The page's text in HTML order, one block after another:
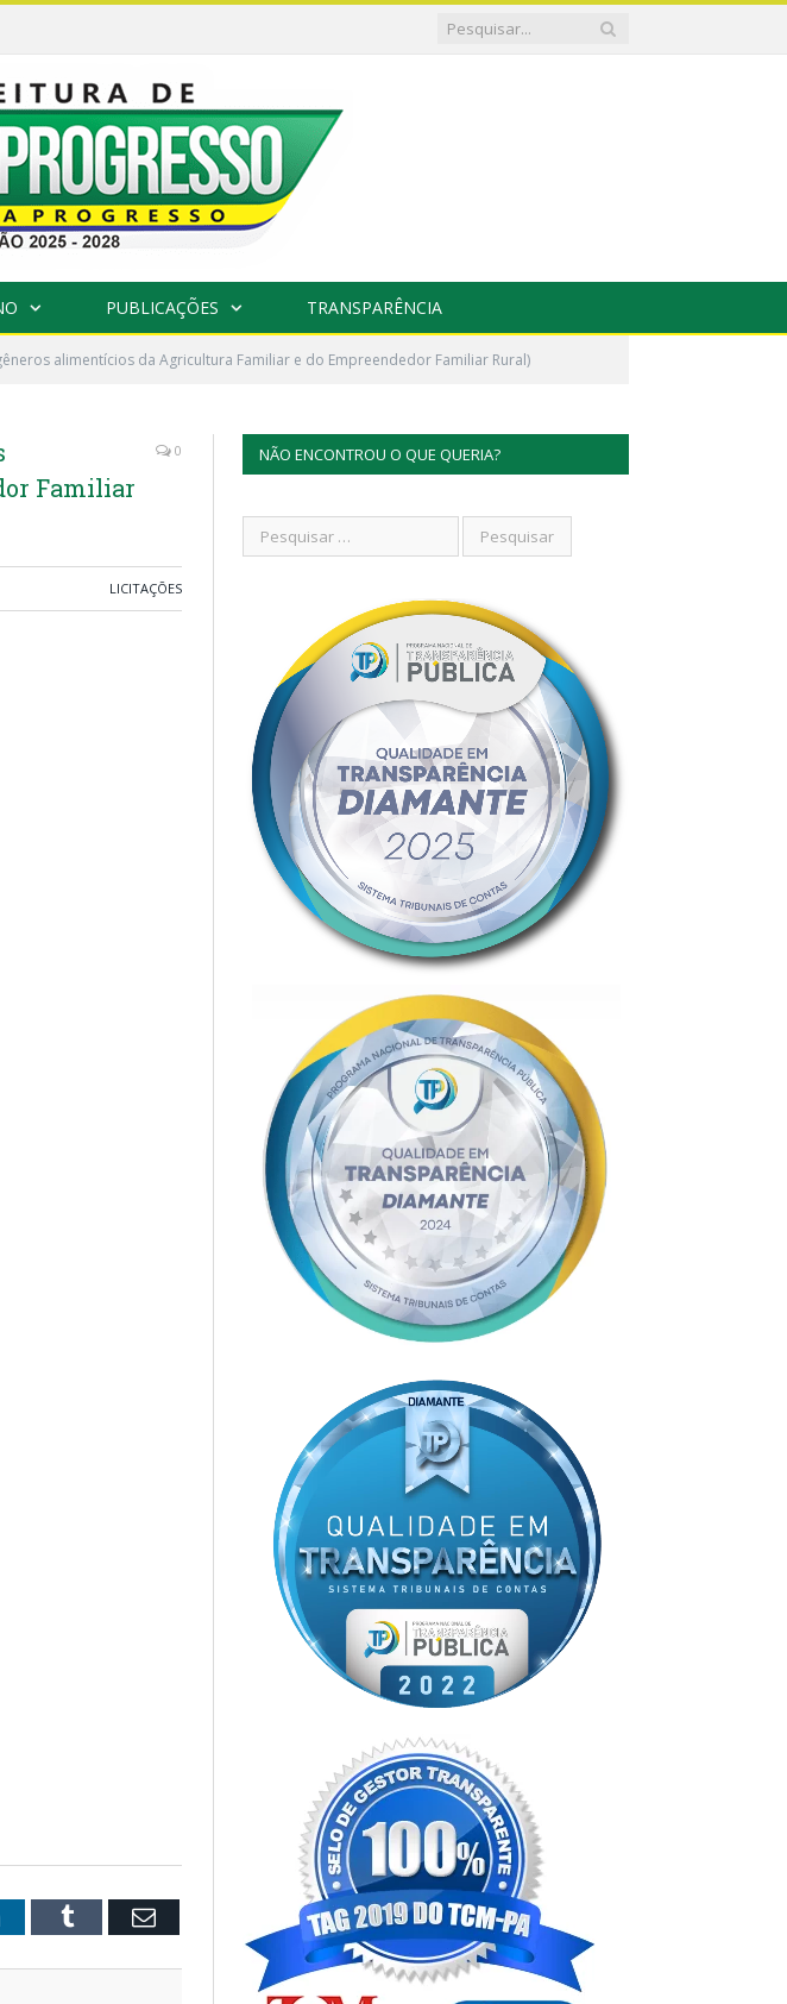
PUBLICAÇÕES TRANSPARÊNCIA
alimentícios da Agricultura Familiar e do Empreendedor Familiar Rural)
Familiar
0
LICITAÇÕES
Tumblr Email
NÃO ENCONTROU O QUE QUERIA?